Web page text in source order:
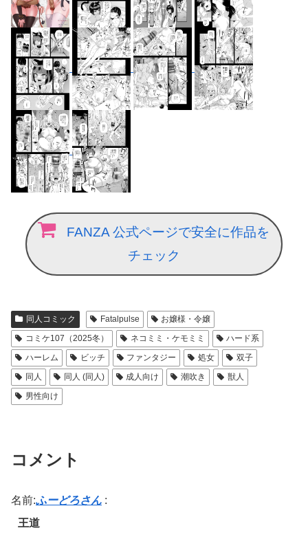
FANZA 公式ページで安全に作品を
チェック
同人コミック Fatalpulse
お嬢様・令嬢
コミケ107（2025冬）
ネコミミ・ケモミミ
ハード系
ハーレム
ビッチ ファンタジー 処女
双子
同人
同人 (同人) 成人向け 潮吹き
獣人
男性向け
コメント
名前:ふーどろさん :
王道